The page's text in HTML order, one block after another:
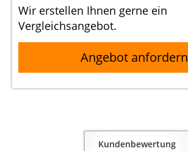
Wir erstellen Ihnen gerne ein
Vergleichsangebot.
Angebot anfordern
Kundenbewertung